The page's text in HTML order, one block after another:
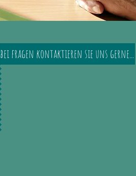
bei fragen kontaktieren sie uns gerne...